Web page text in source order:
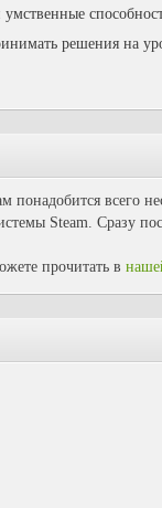
решения на
понадобится всего
Steam. Сразу
прочитать в